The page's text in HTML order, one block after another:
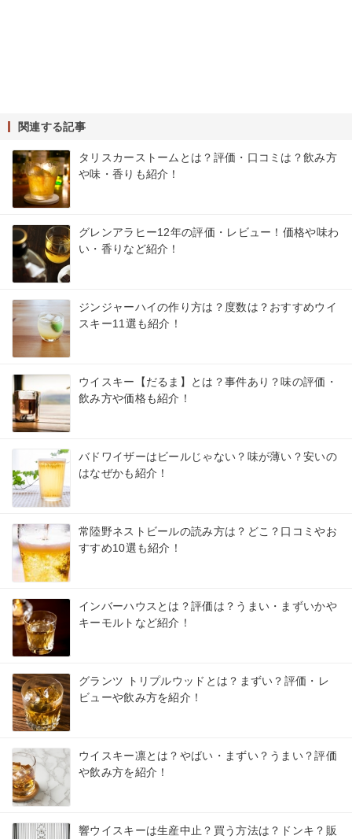
関連する記事
タリスカーストームとは？評価・口コミは？飲み方
や味・香りも紹介！
グレンアラヒー12年の評価・レビュー！価格や味わ
い・香りなど紹介！
ジンジャーハイの作り方は？度数は？おすすめウイ
スキー11選も紹介！
ウイスキー【だるま】とは？事件あり？味の評価・
飲み方や価格も紹介！
バドワイザーはビールじゃない？味が薄い？安いの
はなぜかも紹介！
常陸野ネストビールの読み方は？どこ？口コミやお
すすめ10選も紹介！
インバーハウスとは？評価は？うまい・まずいかや
キーモルトなど紹介！
グランツ トリプルウッドとは？まずい？評価・レ
ビューや飲み方を紹介！
ウイスキー凛とは？やばい・まずい？うまい？評価
や飲み方を紹介！
響ウイスキーは生産中止？買う方法は？ドンキ？販